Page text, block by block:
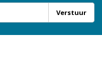
Verstuur